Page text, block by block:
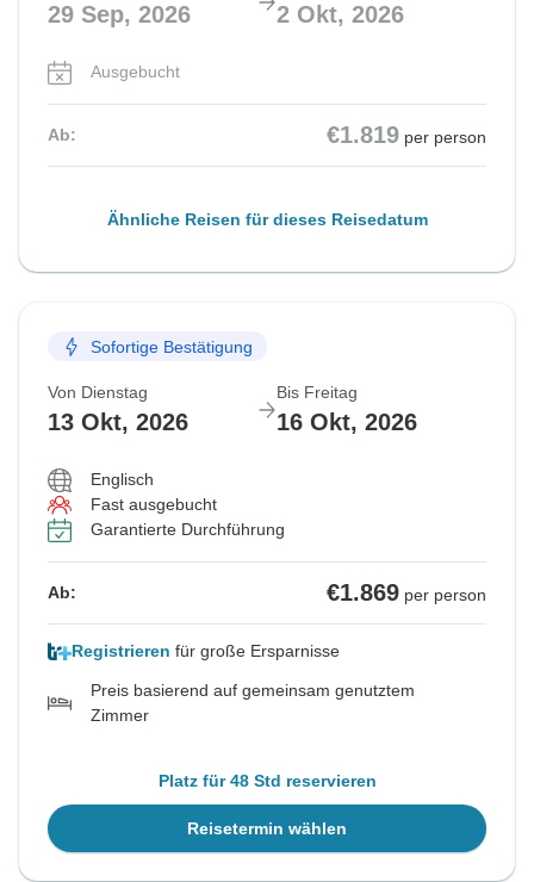
29 Sep, 2026 2 Okt, 2026
Ausgebucht
Ab: €1.819 per person
Ähnliche Reisen für dieses Reisedatum
Sofortige Bestätigung
Von Dienstag
13 Okt, 2026
Bis Freitag
16 Okt, 2026
Englisch
Fast ausgebucht
Garantierte Durchführung
Ab: €1.869 per person
Registrieren für große Ersparnisse
Preis basierend auf gemeinsam genutztem
Zimmer
Platz für 48 Std reservieren
Reisetermin wählen